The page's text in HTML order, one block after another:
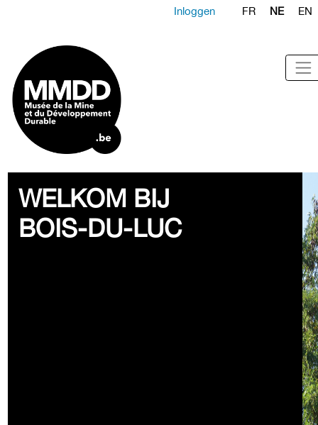
Inloggen FR NE EN
WELKOM BIJ
BOIS-DU-LUC